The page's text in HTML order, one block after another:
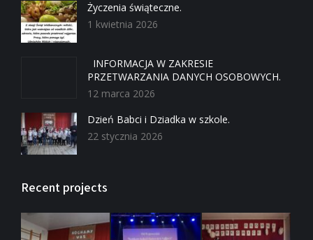
Życzenia świąteczne.
1 kwietnia 2026
INFORMACJA W ZAKRESIE
PRZETWARZANIA DANYCH OSOBOWYCH.
12 marca 2026
Dzień Babci i Dziadka w szkole.
22 stycznia 2026
Recent projects